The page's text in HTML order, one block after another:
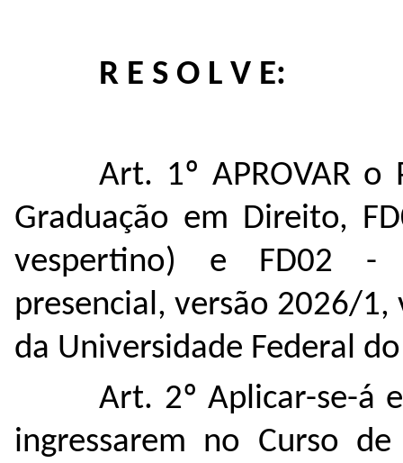
R E S O L V E:
Art. 1º APROVAR o
Graduação em Direito,
vespertino) e FD02 -
presencial, versão 2026/
da Universidade Federal
Art. 2º Aplicar-se-á
ingressarem no Curso